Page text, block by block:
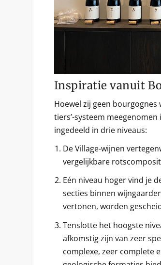
Inspiratie vanuit
Hoewel zij geen bourgognes
tiers’-systeem
ingedeeld in drie niveaus:
De Village-wijnen
vergelijkbare
Eén niveau hoger vind je
secties binnen
vertonen, worden
Tenslotte het hoogste
afkomstig zijn van zeer
complexe, zeer complete